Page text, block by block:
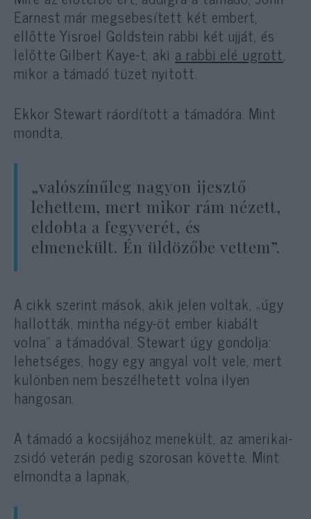
Earnest már megsebesített két embert,
ellőtte Yisroel Goldstein rabbi két ujját, és
lelőtte Gilbert Kaye-t, aki a rabbi elé ugrott,
mikor a támadó tüzet nyitott.
Ekkor Stewart ráordított a támadóra. Mint
mondta,
„valószínűleg nagyon ijesztő
lehettem, mert mikor rám nézett,
eldobta a fegyverét, és
elmenekült. Én üldözőbe vettem”.
A cikk szerint mások, akik jelen voltak, „úgy
hallották, mintha négy-öt ember kiabált
volna” a támadóval. Stewart úgy gondolja:
lehetséges, hogy egy angyal volt vele, mert
különben nem beszélhetett volna ilyen
hangosan.
A támadó a kocsijához menekült, az amerikai-
zsidó veterán pedig szorosan követte. Mint
elmondta a lapnak,